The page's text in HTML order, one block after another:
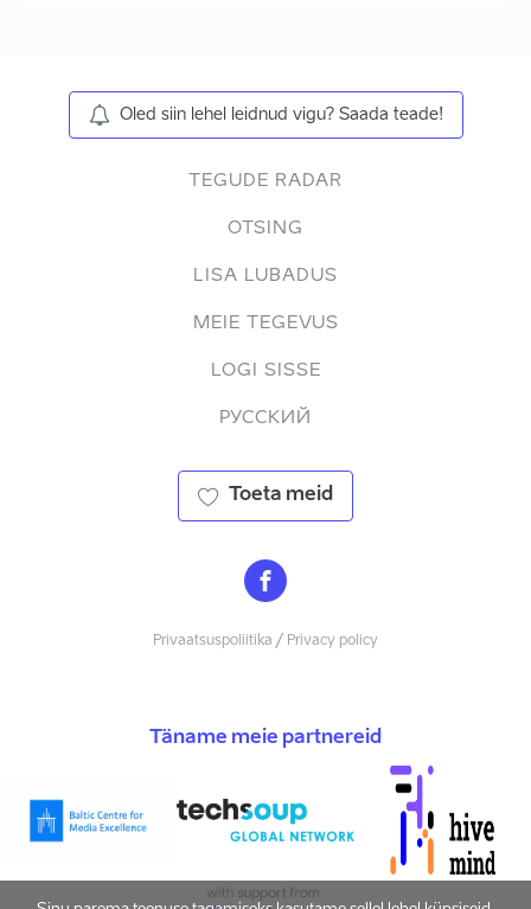
Oled siin lehel leidnud vigu? Saada teade!
TEGUDE RADAR
OTSING
LISA LUBADUS
MEIE TEGEVUS
LOGI SISSE
РУССКИЙ
Toeta meid
Privaatsuspoliitika / Privacy policy
Täname meie partnereid